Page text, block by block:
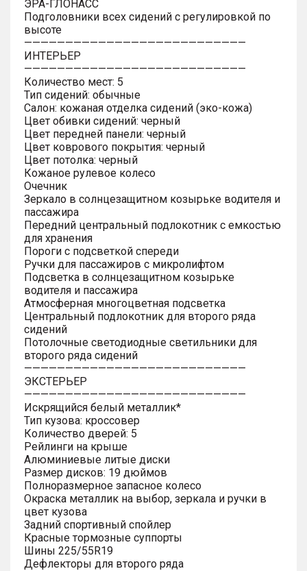
ЭРА-ГЛОНАСС
Подголовники всех сидений с регулировкой по
высоте
———————————————————————————
ИНТЕРЬЕР
———————————————————————————
Количество мест: 5
Тип сидений: обычные
Салон: кожаная отделка сидений (эко-кожа)
Цвет обивки сидений: черный
Цвет передней панели: черный
Цвет коврового покрытия: черный
Цвет потолка: черный
Кожаное рулевое колесо
Очечник
Зеркало в солнцезащитном козырьке водителя и
пассажира
Передний центральный подлокотник с емкостью
для хранения
Пороги с подсветкой спереди
Ручки для пассажиров с микролифтом
Подсветка в солнцезащитном козырьке
водителя и пассажира
Атмосферная многоцветная подсветка
Центральный подлокотник для второго ряда
сидений
Потолочные светодиодные светильники для
второго ряда сидений
———————————————————————————
ЭКСТЕРЬЕР
———————————————————————————
Искрящийся белый металлик*
Тип кузова: кроссовер
Количество дверей: 5
Рейлинги на крыше
Алюминиевые литые диски
Размер дисков: 19 дюймов
Полноразмерное запасное колесо
Окраска металлик на выбор, зеркала и ручки в
цвет кузова
Задний спортивный спойлер
Красные тормозные суппорты
Шины 225/55R19
Дефлекторы для второго ряда